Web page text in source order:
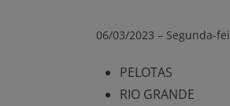
06/03/2023 – Segunda-
PELOTAS
RIO GRANDE